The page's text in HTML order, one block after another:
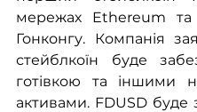
мережах Ethereum
Гонконгу. Компанія
стейблкоїн буде
готівкою та іншими
активами. FDUSD буде